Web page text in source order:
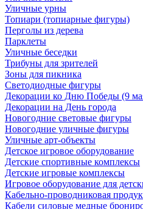
Уличные урны
Топиари (топиарные фигуры)
Перголы из дерева
Парклеты
Уличные беседки
Трибуны для зрителей
Зоны для пикника
Светодиодные фигуры
Декорации ко Дню Победы (9
Декорации на День города
Новогодние световые фигуры
Новогодние уличные фигуры
Уличные арт-объекты
Детское игровое оборудование
Детские спортивные комплексы
Детские игровые комплексы
Игровое оборудование для
Кабельно-проводниковая
Кабели силовые медные